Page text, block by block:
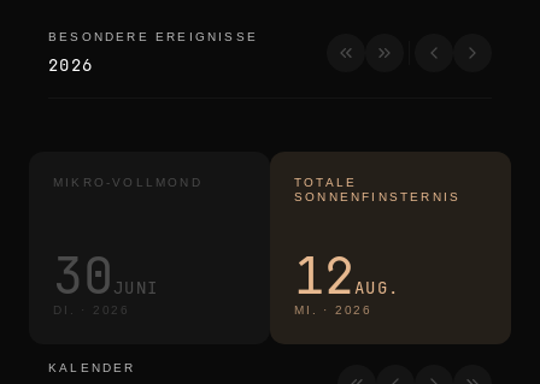
besondere ereignisse
BESONDERE EREIGNISSE
2026
MIKRO-VOLLMOND
30 JUNI
DI. · 2026
TOTALE
SONNENFINSTERNIS
12AUG.
MI. · 2026
kalender
KALENDER